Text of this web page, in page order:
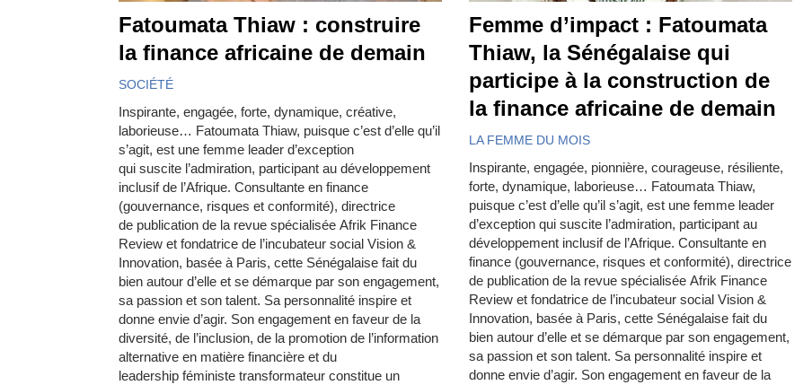
Fatoumata Thiaw : construire
la finance africaine de demain
SOCIÉTÉ
Inspirante, engagée, forte, dynamique, créative,
laborieuse… Fatoumata Thiaw, puisque c’est d’elle qu’il
s’agit, est une femme leader d’exception
qui suscite l’admiration, participant au développement
inclusif de l’Afrique. Consultante en finance
(gouvernance, risques et conformité), directrice
de publication de la revue spécialisée Afrik Finance
Review et fondatrice de l’incubateur social Vision &
Innovation, basée à Paris, cette Sénégalaise fait du
bien autour d’elle et se démarque par son engagement,
sa passion et son talent. Sa personnalité inspire et
donne envie d’agir. Son engagement en faveur de la
diversité, de l’inclusion, de la promotion de l’information
alternative en matière financière et du
leadership féministe transformateur constitue un
Femme d’impact : Fatoumata
Thiaw, la Sénégalaise qui
participe à la construction de
la finance africaine de demain
LA FEMME DU MOIS
Inspirante, engagée, pionnière, courageuse, résiliente,
forte, dynamique, laborieuse… Fatoumata Thiaw,
puisque c’est d’elle qu’il s’agit, est une femme leader
d’exception qui suscite l’admiration, participant au
développement inclusif de l’Afrique. Consultante en
finance (gouvernance, risques et conformité), directrice
de publication de la revue spécialisée Afrik Finance
Review et fondatrice de l’incubateur social Vision &
Innovation, basée à Paris, cette Sénégalaise fait du
bien autour d’elle et se démarque par son engagement,
sa passion et son talent. Sa personnalité inspire et
donne envie d’agir. Son engagement en faveur de la